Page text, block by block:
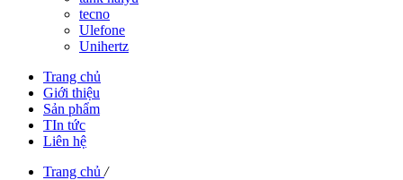
tecno
Ulefone
Unihertz
Trang chủ
Giới thiệu
Sản phẩm
TIn tức
Liên hệ
Trang chủ /